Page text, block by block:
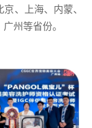
、上海、内蒙、
州等省份。